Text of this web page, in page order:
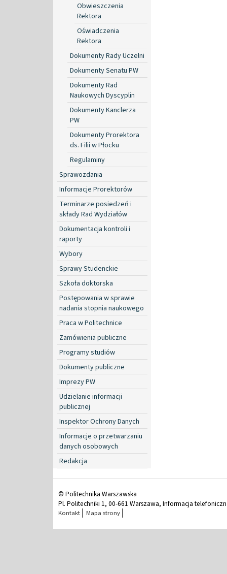
Obwieszczenia
Rektora
Oświadczenia
Rektora
Dokumenty Rady Uczelni
Dokumenty Senatu PW
Dokumenty Rad
Naukowych Dyscyplin
Dokumenty Kanclerza
PW
Dokumenty Prorektora
ds. Filii w Płocku
Regulaminy
Sprawozdania
Informacje Prorektorów
Terminarze posiedzeń i
składy Rad Wydziałów
Dokumentacja kontroli i
raporty
Wybory
Sprawy Studenckie
Szkoła doktorska
Postępowania w sprawie
nadania stopnia naukowego
Praca w Politechnice
Zamówienia publiczne
Programy studiów
Dokumenty publiczne
Imprezy PW
Udzielanie informacji
publicznej
Inspektor Ochrony Danych
Informacje o przetwarzaniu
danych osobowych
Redakcja
© Politechnika Warszawska
Pl. Politechniki 1, 00-661 Warszawa, Informacja
Kontakt Mapa strony